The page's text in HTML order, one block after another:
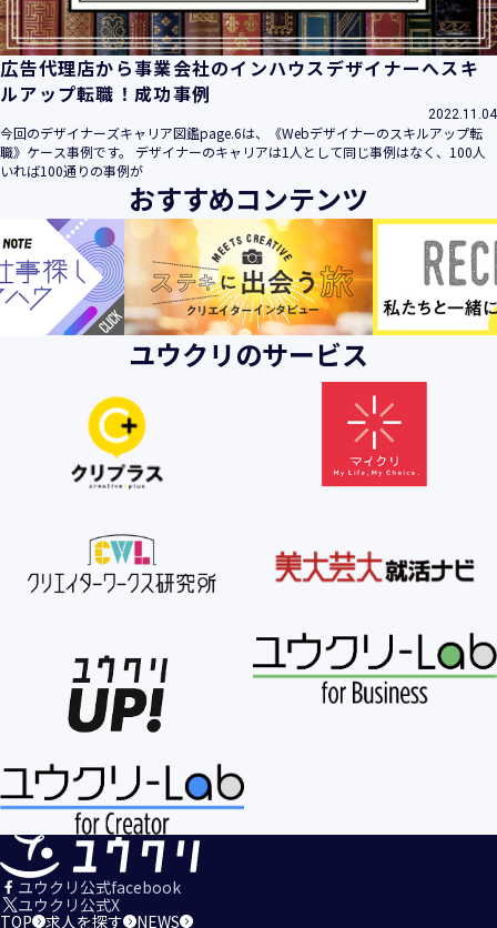
【個人情報の取得・収集について】
当社は、以下の方法により、個人情報を取得させていただき
ます。
当社サービスにおいて、自ら入力された個人情報を、当社は
取得・収集させていただきます。
・電子メール、郵便、書面、電話等の手段により取得・収集
させていただく方法
当社に対し、電子メール、郵便、書面、電話等の手段によっ
て、ご提供いただいた個人情報を、当社は取得・収集させて
いただきます。
・当社等へアクセスされた際に情報を収集させていただく方
す。これらの情報には、利用されるURL、ブラウザや携帯電
話の種類、IPアドレスなどの情報を含みます。
【個人情報の利用目的の公表】
当社は、個人情報を次の利用目的の範囲内で利用すること
第１項及びJISQ15001:2017の附属書A.3.4.2.4に基づき公表し
＜個人情報の利用目的＞
１．当社のサービスを提供するため
２．当社のサービスを安心・安全にご利用いただける環境整
備のため
３．当社のサービスの運営・管理のため
４．当社のサービスに関するご案内、お問い合せ等への対応
５．当社、その他当社のサービスについての調査・データ集
積、改善、研究開発のため
６．当社がおすすめする商品・サービスなどのご案内を送
信・送付するため
７．当社とお客様の間での必要な連絡を行うため
８．当社のサービスに関する当社の規約、ポリシー等（以下
「規約等」といいます。）に違反する行為に対する対応のた
広告代理店から事業会社のインハウスデザイナーへスキ
ルアップ転職！成功事例
2022.11.04
今回のデザイナーズキャリア図鑑page.6は、《Webデザイナーのスキルアップ転
職》ケース事例です。 デザイナーのキャリアは1人として同じ事例はなく、100人
いれば100通りの事例が
おすすめコンテンツ
ユウクリのサービス
ユウクリ公式facebook
ユウクリ公式X
TOP 求人を探す NEWS